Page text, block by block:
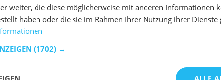
ist der Link veraltet.
wieder auf Kurs zu kommen.
zu suchen.
weiter, die diese möglicherweise mit anderen Informationen
haben oder die sie im Rahmen Ihrer Nutzung ihrer Dienste
(1702) →
ALLE